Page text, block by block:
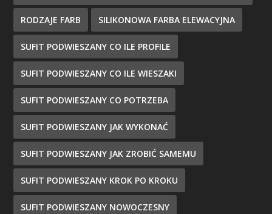
RODZAJE FARB SILIKONOWA FARBA ELEWACYJNA
SUFIT PODWIESZANY CO ILE PROFILE
SUFIT PODWIESZANY CO ILE WIESZAKI
SUFIT PODWIESZANY CO POTRZEBA
SUFIT PODWIESZANY JAK WYKONAĆ
SUFIT PODWIESZANY JAK ZROBIĆ SAMEMU
SUFIT PODWIESZANY KROK PO KROKU
SUFIT PODWIESZANY NOWOCZESNY